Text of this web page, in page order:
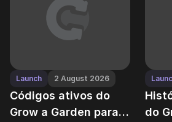
Launch 2 August 2026
Códigos ativos do
Grow a Garden para
do